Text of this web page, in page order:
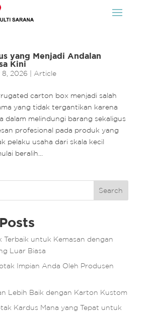
yang Menjadi Andalan
Kini
8, 2026 Article
carton box menjadi salah
yang tidak tergantikan karena
dalam melindungi barang sekaligus
profesional pada produk yang
pelaku usaha dari skala kecil
beralih...
Search
Terbaik untuk Kemasan dengan
Luar Biasa
Impian Anda Oleh Produsen
Lebih Baik dengan Karton Kustom
Kardus Mana yang Tepat untuk